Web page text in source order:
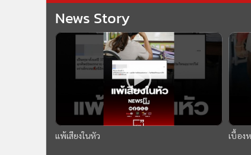
News Story
แพ้เสียงในหัว เบื้อง